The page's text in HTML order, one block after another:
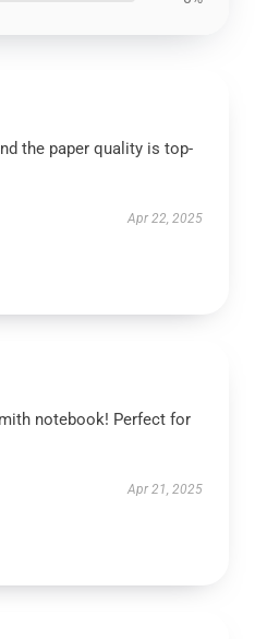
the paper quality is top-
Apr 22, 2025
notebook! Perfect for
Apr 21, 2025